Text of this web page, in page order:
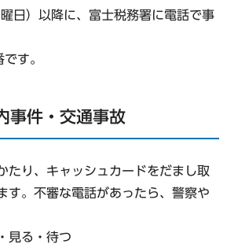
日）以降に、富士税務署に電話で事
す。
事件・交通事故
たり、キャッシュカードをだまし取
す。不審な電話があったら、警察や
見る・待つ